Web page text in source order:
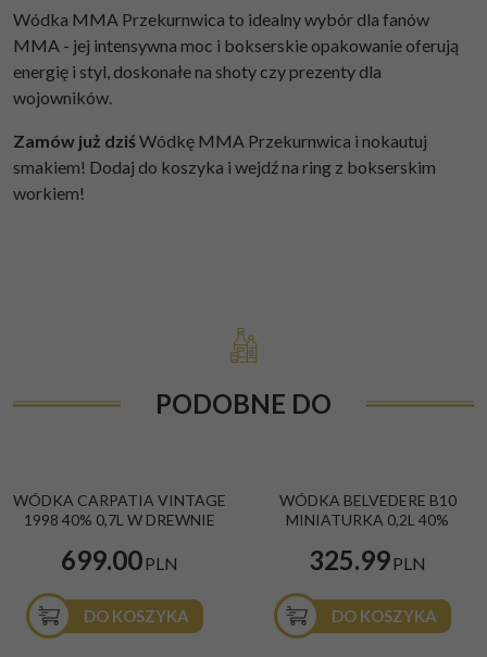
Wódka MMA Przekurnwica to idealny wybór dla fanów
MMA - jej intensywna moc i bokserskie opakowanie oferują
energię i styl, doskonałe na shoty czy prezenty dla
wojowników.
Zamów już dziśWódkę MMA Przekurnwica i nokautuj
smakiem! Dodaj do koszyka i wejdź na ring z bokserskim
workiem!
PODOBNE DO
WÓDKA CARPATIA VINTAGE
1998 40% 0,7L W DREWNIE
699.00PLN
DO KOSZYKA
WÓDKA BELVEDERE B10
MINIATURKA 0,2L 40%
325.99PLN
DO KOSZYKA